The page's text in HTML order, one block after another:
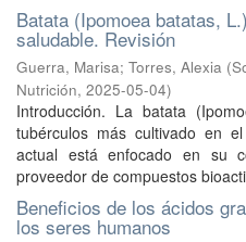
Batata (Ipomoea batatas,
saludable. Revisión
Guerra, Marisa; Torres, Alexia (
Nutrición, 2025-05-04)
Introducción. La batata
tubérculos más cultivado en
actual está enfocado en su
proveedor de compuestos
Beneficios de los ácidos
los seres humanos